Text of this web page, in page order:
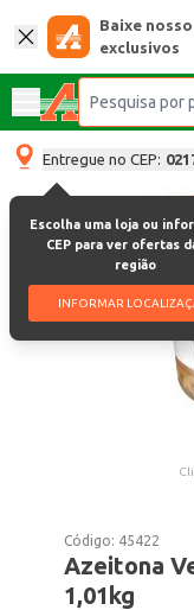
Baixe
exclusivos
Entregue no CEP:
Escolha uma loja ou
CEP para ver ofertas
região
INFORMAR
Código: 45422
Azeitona
1,01kg